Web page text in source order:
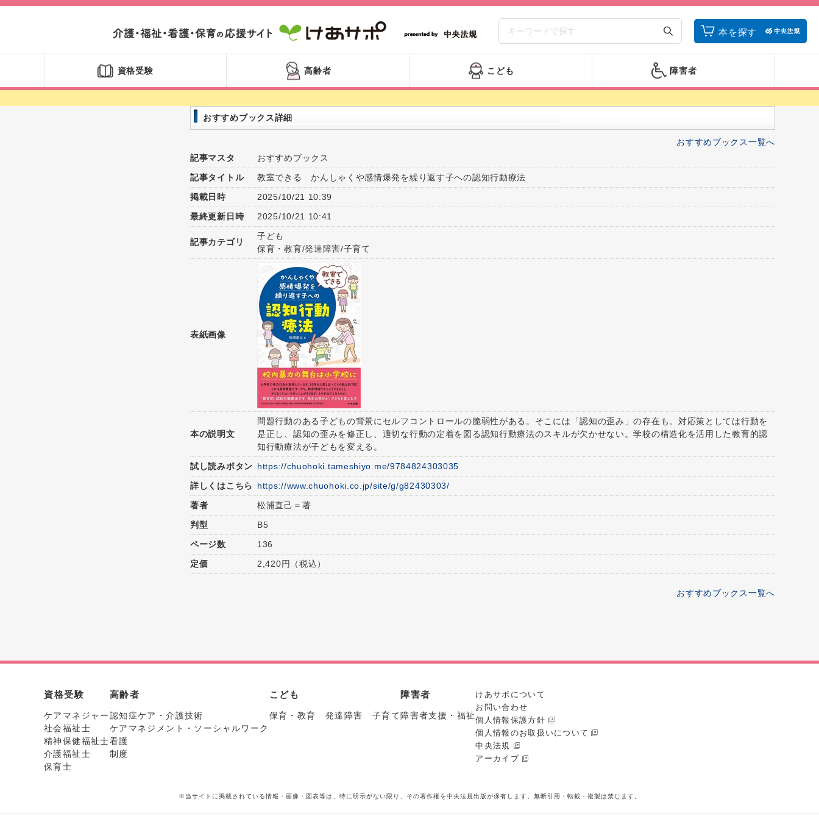
本を探す
資格受験 高齢者 こども 障害者
おすすめブックス詳細
おすすめブックス一覧へ
記事マスタ
おすすめブックス
記事タイトル
教室できる かんしゃくや感情爆発を繰り返す子への認知行動療法
掲載日時
2025/10/21 10:39
最終更新日時
2025/10/21 10:41
記事カテゴリ
子ども
保育・教育/発達障害/子育て
表紙画像
本の説明文
問題行動のある子どもの背景にセルフコントロールの脆弱性がある。そこには「認知の歪み」の存在も。対応策としては行動を
是正し、認知の歪みを修正し、適切な行動の定着を図る認知行動療法のスキルが欠かせない。学校の構造化を活用した教育的認
知行動療法が子どもを変える。
試し読みボタン https://chuohoki.tameshiyo.me/9784824303035
詳しくはこちら
https://www.chuohoki.co.jp/site/g/g82430303/
著者
松浦直己＝著
判型
B5
ページ数
136
定価
2,420円（税込）
おすすめブックス一覧へ
資格受験
ケアマネジャー
社会福祉士
精神保健福祉士
介護福祉士
保育士
高齢者
認知症ケア・介護技術
ケアマネジメント・ソーシャルワーク
看護
制度
こども
保育・教育 発達障害 子育て
障害者
障害者支援・福祉
けあサポについて
お問い合わせ
個人情報保護方針
個人情報のお取扱いについて
中央法規
アーカイブ
※当サイトに掲載されている情報・画像・図表等は、特に明示がない限り、その著作権を中央法規出版が保有します。無断引用・転載・複製は禁じます。